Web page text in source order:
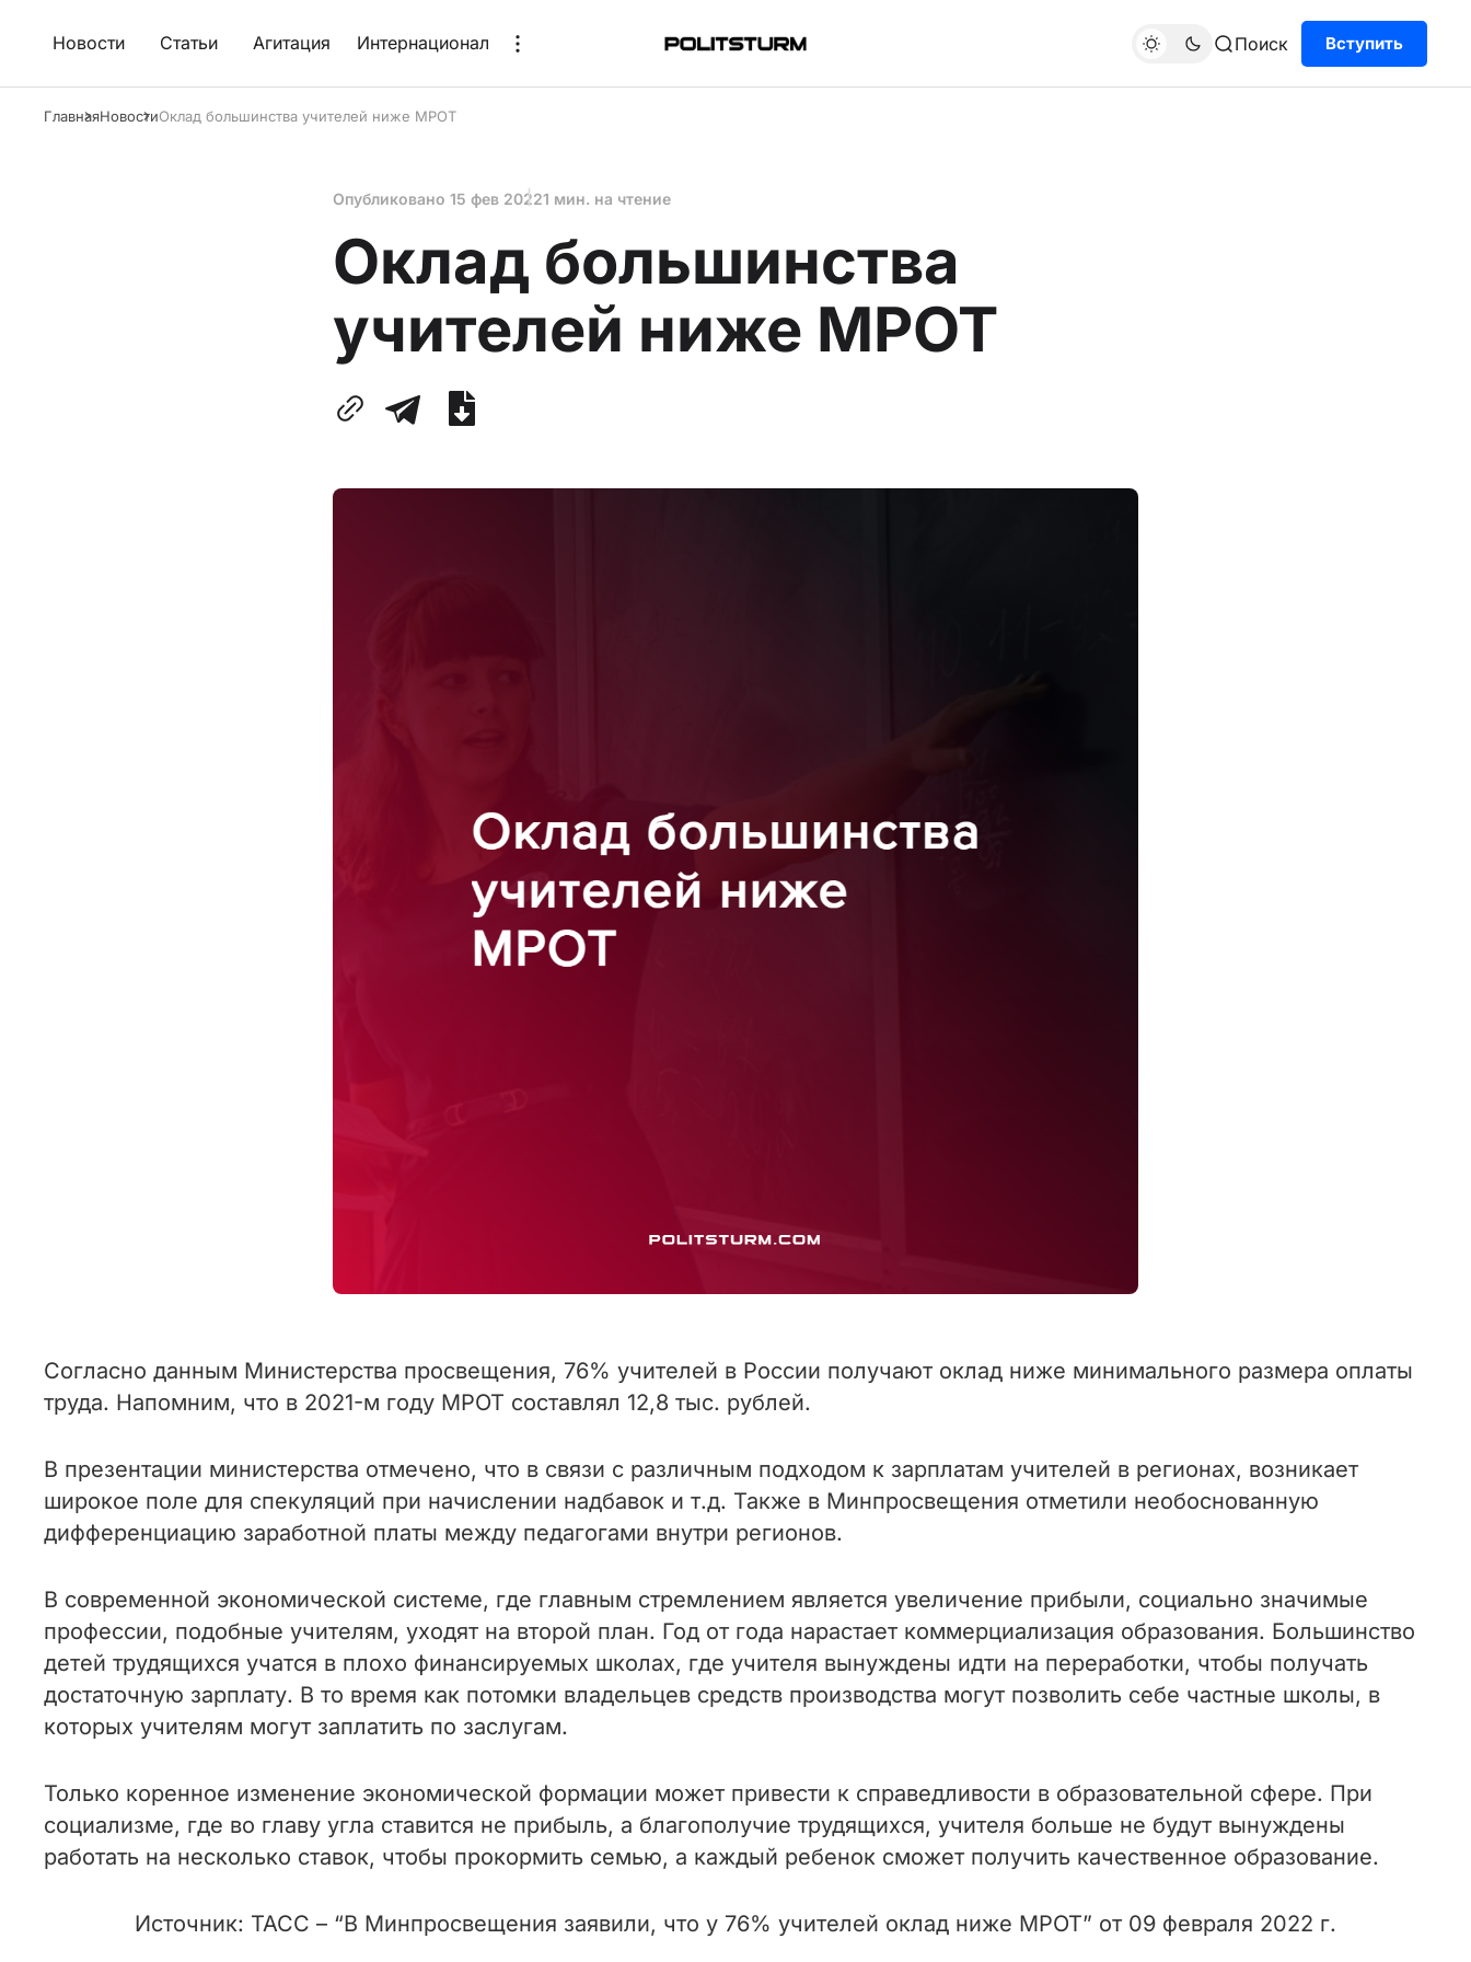
Новости Статьи Агитация Интернационал Поиск Вступить
ГлавнаяНовостиОклад большинства учителей ниже МРОТ
Опубликовано 15 фев 20221 мин. на чтение
Оклад большинства
учителей ниже МРОТ
Согласно данным Министерства просвещения, 76% учителей в России получают оклад ниже минимального размера оплаты
труда. Напомним, что в 2021-м году МРОТ составлял 12,8 тыс. рублей.
В презентации министерства отмечено, что в связи с различным подходом к зарплатам учителей в регионах, возникает
широкое поле для спекуляций при начислении надбавок и т.д. Также в Минпросвещения отметили необоснованную
дифференциацию заработной платы между педагогами внутри регионов.
В современной экономической системе, где главным стремлением является увеличение прибыли, социально значимые
профессии, подобные учителям, уходят на второй план. Год от года нарастает коммерциализация образования. Большинство
детей трудящихся учатся в плохо финансируемых школах, где учителя вынуждены идти на переработки, чтобы получать
достаточную зарплату. В то время как потомки владельцев средств производства могут позволить себе частные школы, в
которых учителям могут заплатить по заслугам.
Только коренное изменение экономической формации может привести к справедливости в образовательной сфере. При
социализме, где во главу угла ставится не прибыль, а благополучие трудящихся, учителя больше не будут вынуждены
работать на несколько ставок, чтобы прокормить семью, а каждый ребенок сможет получить качественное образование.
Источник: ТАСС – “В Минпросвещения заявили, что у 76% учителей оклад ниже МРОТ” от 09 февраля 2022 г.